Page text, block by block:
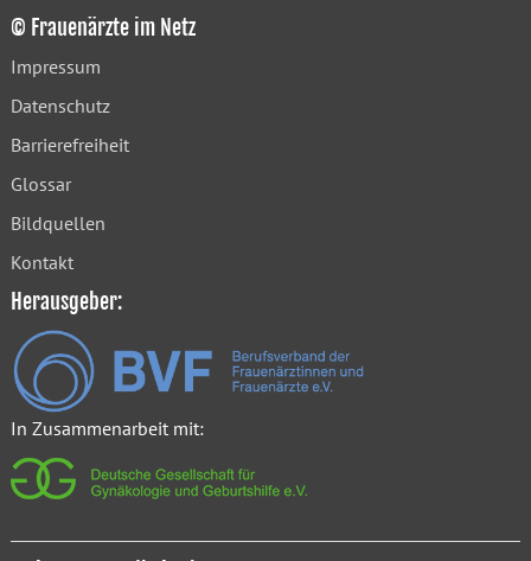
© Frauenärzte im Netz
Impressum
Datenschutz
Barrierefreiheit
Glossar
Bildquellen
Kontakt
Herausgeber:
In Zusammenarbeit mit: